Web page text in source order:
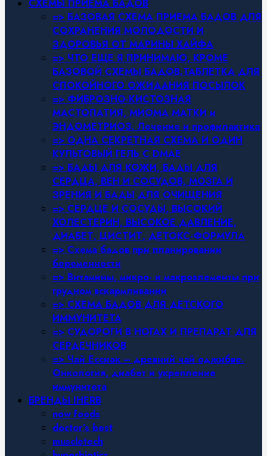
СХЕМЫ ПРИЕМА БАДОВ
=> БАЗОВАЯ СХЕМА ПРИЕМА БАДОВ ДЛЯ
СОХРАНЕНИЯ МОЛОДОСТИ И
ЗДОРОВЬЯ ОТ МАРИНЫ ХАЙФА
=> ЧТО ЕЩЕ Я ПРИНИМАЮ, КРОМЕ
БАЗОВОЙ СХЕМЫ БАДОВ.ТАБЛЕТКА ДЛЯ
СПОКОЙНОГО ОЖИДАНИЯ ПОСЫЛОК
=> ФИБРОЗНО-КИСТОЗНАЯ
МАСТОПАТИЯ, МИОМА МАТКИ и
ЭНДОМЕТРИОЗ. Лечение и профилактика
=> ОДНА СЕКРЕТНАЯ СХЕМА И ОДИН
КУЛЬТОВЫЙ ГЕЛЬ С DMAE
=> БАДЫ ДЛЯ КОЖИ, БАДЫ ДЛЯ
СЕРДЦА, ВЕН И СОСУДОВ, МОЗГА И
ЗРЕНИЯ И БАДЫ ДЛЯ ОЧИЩЕНИЯ
=> СЕРДЦЕ И СОСУДЫ, ВЫСОКИЙ
ХОЛЕСТЕРИН, ВЫСОКОЕ ДАВЛЕНИЕ,
ДИАБЕТ, ЦИСТИТ, ДЕТОКС-ФОРМУЛА
=> Схема бадов при планировании
беременности
=> Витамины, микро- и макроэлементы при
грудном вскармливании
=> СХЕМА БАДОВ ДЛЯ ДЕТСКОГО
ИММУНИТЕТА
=> СУДОРОГИ В НОГАХ И ПРЕПАРАТ ДЛЯ
СЕРДЕЧНИКОВ
=> Чай Ессиак – древний чай оджибве.
Онкология, диабет и укрепление
иммунитета
БРЕНДЫ IHERB
now foods
doctor’s best
muscletech